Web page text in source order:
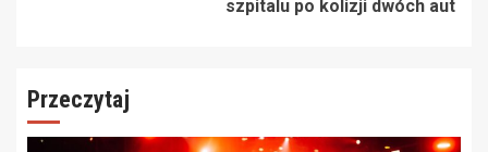
szpitalu po kolizji dwóch aut
Przeczytaj